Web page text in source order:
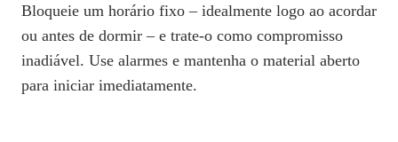
Bloqueie um horário fixo – idealmente logo ao acordar
ou antes de dormir – e trate-o como compromisso
inadiável. Use alarmes e mantenha o material aberto
para iniciar imediatamente.